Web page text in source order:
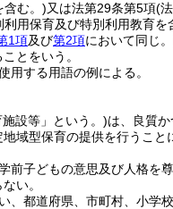
含む。)又は法第29条第5項(
利用保育及び特別利用教育を
1項及び第2項において同じ
とをいう。
用する用語の例による。
設等」という。)は、良質
域型保育の提供を行うこ
子どもの意思及び人格を
い。
都道府県、市町村、小学